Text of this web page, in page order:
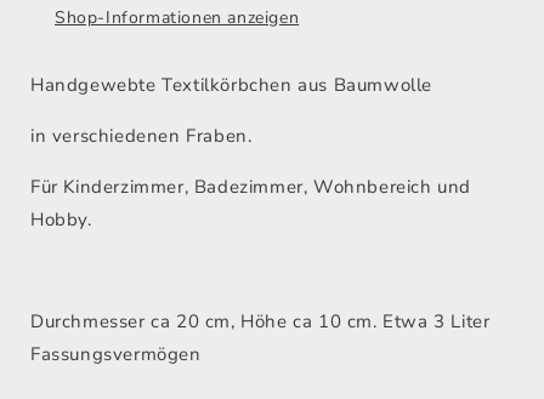
Shop-Informationen anzeigen
Handgewebte Textilkörbchen aus Baumwolle
in verschiedenen Fraben.
Für Kinderzimmer, Badezimmer, Wohnbereich und
Hobby.
Durchmesser ca 20 cm, Höhe ca 10 cm. Etwa 3 Liter
Fassungsvermögen